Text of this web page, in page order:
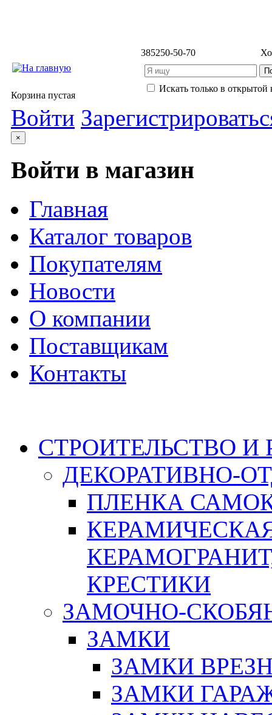
385250-50-70
Искать только в открытой
Корзина пустая
Войти
×
Войти в магазин
Главная
Каталог товаров
Покупателям
Новости
О компании
Поставщикам
Контакты
СТРОИТЕЛЬСТВО И
ДЕКОРАТИВНО-
ПЛЕНКА
КРЕСТИКИ
ЗАМОЧНО-
ЗАМКИ
ЗАМКИ
ЗАМКИ